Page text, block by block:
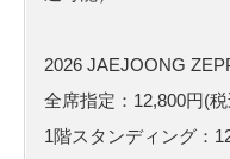
2026 JAEJOONG
全席指定：12,800円(
1階スタンディング：